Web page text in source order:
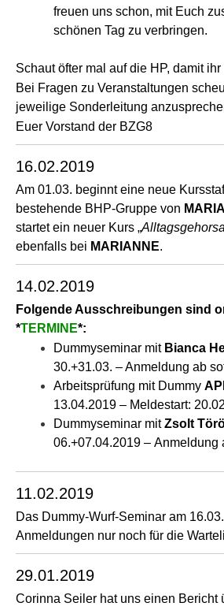
freuen uns schon, mit Euch
schönen Tag zu verbringen.
Schaut öfter mal auf die HP, damit
Bei Fragen zu Veranstaltungen
jeweilige Sonderleitung
Euer Vorstand der BZG8
16.02.2019
Am 01.03. beginnt eine neue
bestehende BHP-Gruppe von
startet ein neuer Kurs „
ebenfalls bei MARIANNE.
14.02.2019
Folgende Ausschreibungen sind
*TERMINE*:
Dummyseminar mit Bianca
30.+31.03. – Anmeldung ab
Arbeitsprüfung mit Dummy
13.04.2019 – Meldestart:
Dummyseminar mitZsolt
06.+07.04.2019 – Anmeldung
11.02.2019
Das Dummy-Wurf-Seminar am
Anmeldungen nur noch für die
29.01.2019
Corinna Seiler hat uns einen Bericht